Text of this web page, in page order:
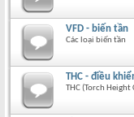
VFD - biến tần
Các loại biến tần
THC - điều
THC (Torch